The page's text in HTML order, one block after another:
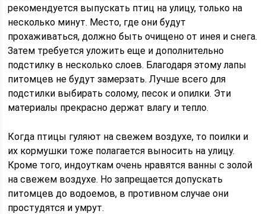
рекомендуется выпускать птиц на улицу, только на
несколько минут. Место, где они будут
прохаживаться, должно быть очищено от инея и снега.
Затем требуется уложить еще и дополнительно
подстилку в несколько слоев. Благодаря этому лапы
питомцев не будут замерзать. Лучше всего для
подстилки выбирать солому, песок и опилки. Эти
материалы прекрасно держат влагу и тепло.
Когда птицы гуляют на свежем воздухе, то поилки и
их кормушки тоже полагается выносить на улицу.
Кроме того, индоуткам очень нравятся ванны с золой
на свежем воздухе. Но запрещается допускать
питомцев до водоемов, в противном случае они
простудятся и умрут.